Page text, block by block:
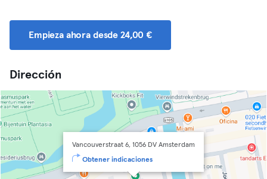
Empieza ahora desde 24,00 €
Dirección
Vancouverstraat 6, 1056 DV Amsterdam
Obtener indicaciones